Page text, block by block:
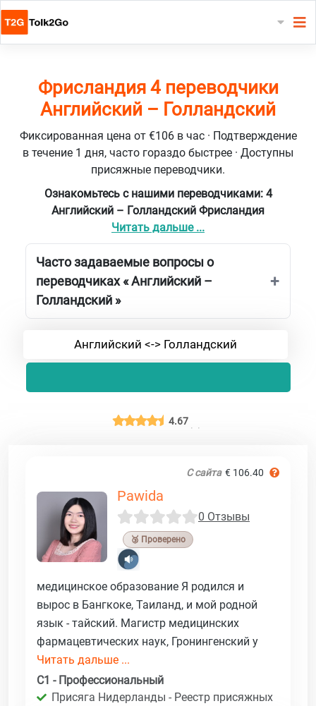
Фрисландия 4 переводчики
Английский – Голландский
Фиксированная цена от €106 в час · Подтверждение
в течение 1 дня, часто гораздо быстрее · Доступны
присяжные переводчики.
Ознакомьтесь с нашими переводчиками: 4
Английский – Голландский Фрисландия
Читать дальше ...
Часто задаваемые вопросы о
переводчиках « Английский –
Голландский »
Английский <-> Голландский
4.67
С сайта € 106.40
Pawida
0 Отзывы
🥉 Проверено
медицинское образование Я родился и
вырос в Бангкоке, Таиланд, и мой родной
язык - тайский. Магистр медицинских
фармацевтических наук, Гронингенский у
Читать дальше ...
C1 - Профессиональный
Присяга Нидерланды - Реестр присяжных